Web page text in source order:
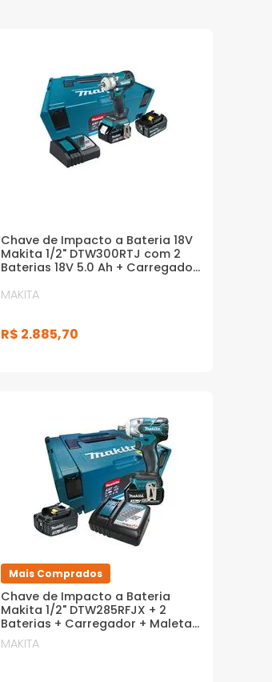
Chave de Impacto a Bateria 18V
Makita 1/2" DTW300RTJ com 2
Baterias 18V 5.0 Ah + Carregador
MAKITA
R$ 2.885,70
Mais Comprados
Chave de Impacto a Bateria
Makita 1/2" DTW285RFJX + 2
Baterias + Carregador + Maleta
e Kit
MAKITA